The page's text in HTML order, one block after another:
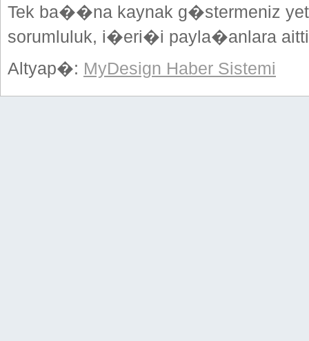
Tek ba��na kaynak g�stermeniz
sorumluluk, i�eri�i payla�anlara
Altyap�: MyDesign Haber Sistemi